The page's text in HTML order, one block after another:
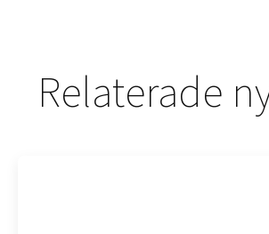
Relaterade